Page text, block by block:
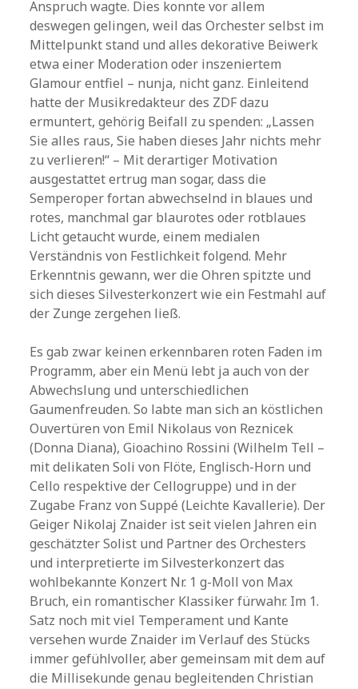
Anspruch wagte. Dies konnte vor allem
deswegen gelingen, weil das Orchester selbst im
Mittelpunkt stand und alles dekorative Beiwerk
etwa einer Moderation oder inszeniertem
Glamour entfiel – nunja, nicht ganz. Einleitend
hatte der Musikredakteur des ZDF dazu
ermuntert, gehörig Beifall zu spenden: „Lassen
Sie alles raus, Sie haben dieses Jahr nichts mehr
zu verlieren!“ – Mit derartiger Motivation
ausgestattet ertrug man sogar, dass die
Semperoper fortan abwechselnd in blaues und
rotes, manchmal gar blaurotes oder rotblaues
Licht getaucht wurde, einem medialen
Verständnis von Festlichkeit folgend. Mehr
Erkenntnis gewann, wer die Ohren spitzte und
sich dieses Silvesterkonzert wie ein Festmahl auf
der Zunge zergehen ließ.
Es gab zwar keinen erkennbaren roten Faden im
Programm, aber ein Menü lebt ja auch von der
Abwechslung und unterschiedlichen
Gaumenfreuden. So labte man sich an köstlichen
Ouvertüren von Emil Nikolaus von Reznicek
(Donna Diana), Gioachino Rossini (Wilhelm Tell –
mit delikaten Soli von Flöte, Englisch-Horn und
Cello respektive der Cellogruppe) und in der
Zugabe Franz von Suppé (Leichte Kavallerie). Der
Geiger Nikolaj Znaider ist seit vielen Jahren ein
geschätzter Solist und Partner des Orchesters
und interpretierte im Silvesterkonzert das
wohlbekannte Konzert Nr. 1 g-Moll von Max
Bruch, ein romantischer Klassiker fürwahr. Im 1.
Satz noch mit viel Temperament und Kante
versehen wurde Znaider im Verlauf des Stücks
immer gefühlvoller, aber gemeinsam mit dem auf
die Millisekunde genau begleitenden Christian